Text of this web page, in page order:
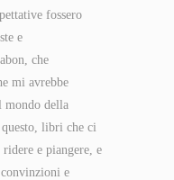
fossero
e
che
mi avrebbe
mondo della
libri che ci
e piangere, e
e